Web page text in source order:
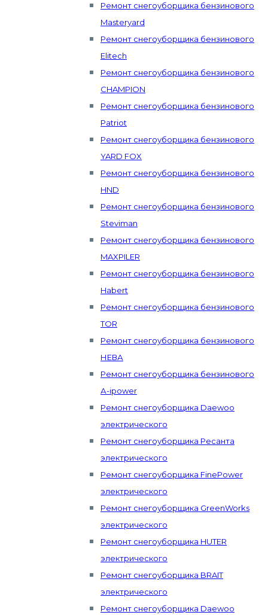
Ремонт снегоуборщика бензинового
Masteryard
Ремонт снегоуборщика бензинового
Elitech
Ремонт снегоуборщика бензинового
CHAMPION
Ремонт снегоуборщика бензинового
Patriot
Ремонт снегоуборщика бензинового
YARD FOX
Ремонт снегоуборщика бензинового
HND
Ремонт снегоуборщика бензинового
Steviman
Ремонт снегоуборщика бензинового
MAXPILER
Ремонт снегоуборщика бензинового
Habert
Ремонт снегоуборщика бензинового
TOR
Ремонт снегоуборщика бензинового
НЕВА
Ремонт снегоуборщика бензинового
А-ipower
Ремонт снегоуборщика Daewoo
электрического
Ремонт снегоуборщика Ресанта
электрического
Ремонт снегоуборщика FinePower
электрического
Ремонт снегоуборщика GreenWorks
электрического
Ремонт снегоуборщика HUTER
электрического
Ремонт снегоуборщика BRAIT
электрического
Ремонт снегоуборщика Daewoo